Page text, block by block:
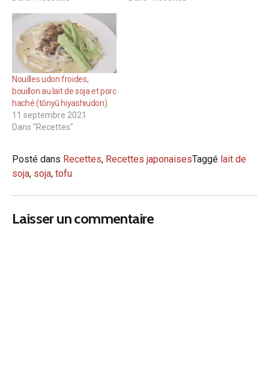
Nouilles udon froides,
bouillon au lait de soja et porc
haché (tōnyū hiyashiudon)
11 septembre 2021
Dans "Recettes"
Posté dans Recettes, Recettes japonaisesTaggé lait de
soja, soja, tofu
Laisser un commentaire